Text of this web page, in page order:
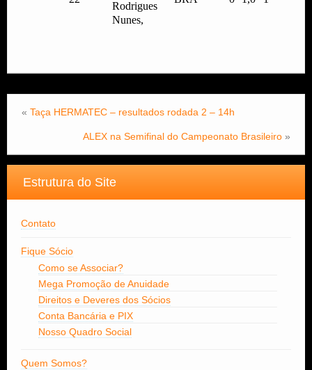
Rodrigues
Nunes,
« Taça HERMATEC – resultados rodada 2 – 14h
ALEX na Semifinal do Campeonato Brasileiro »
Estrutura do Site
Contato
Fique Sócio
Como se Associar?
Mega Promoção de Anuidade
Direitos e Deveres dos Sócios
Conta Bancária e PIX
Nosso Quadro Social
Quem Somos?